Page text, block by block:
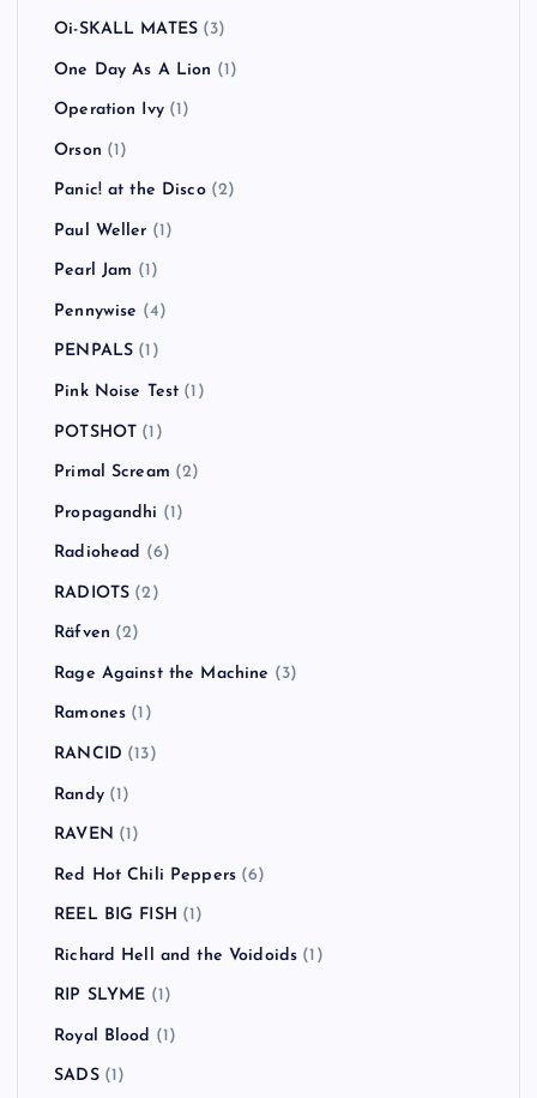
Oi-SKALL MATES (3)
One Day As A Lion (1)
Operation Ivy(1)
Orson (1)
Panic! at the Disco(2)
Paul Weller (1)
Pearl Jam (1)
Pennywise (4)
PENPALS (1)
Pink Noise Test (1)
POTSHOT (1)
Primal Scream (2)
Propagandhi (1)
Radiohead (6)
RADIOTS (2)
Räfven (2)
Rage Against the Machine (3)
Ramones (1)
RANCID (13)
Randy(1)
RAVEN (1)
Red Hot Chili Peppers (6)
REEL BIG FISH (1)
Richard Hell and the Voidoids (1)
RIP SLYME (1)
Royal Blood (1)
SADS(1)